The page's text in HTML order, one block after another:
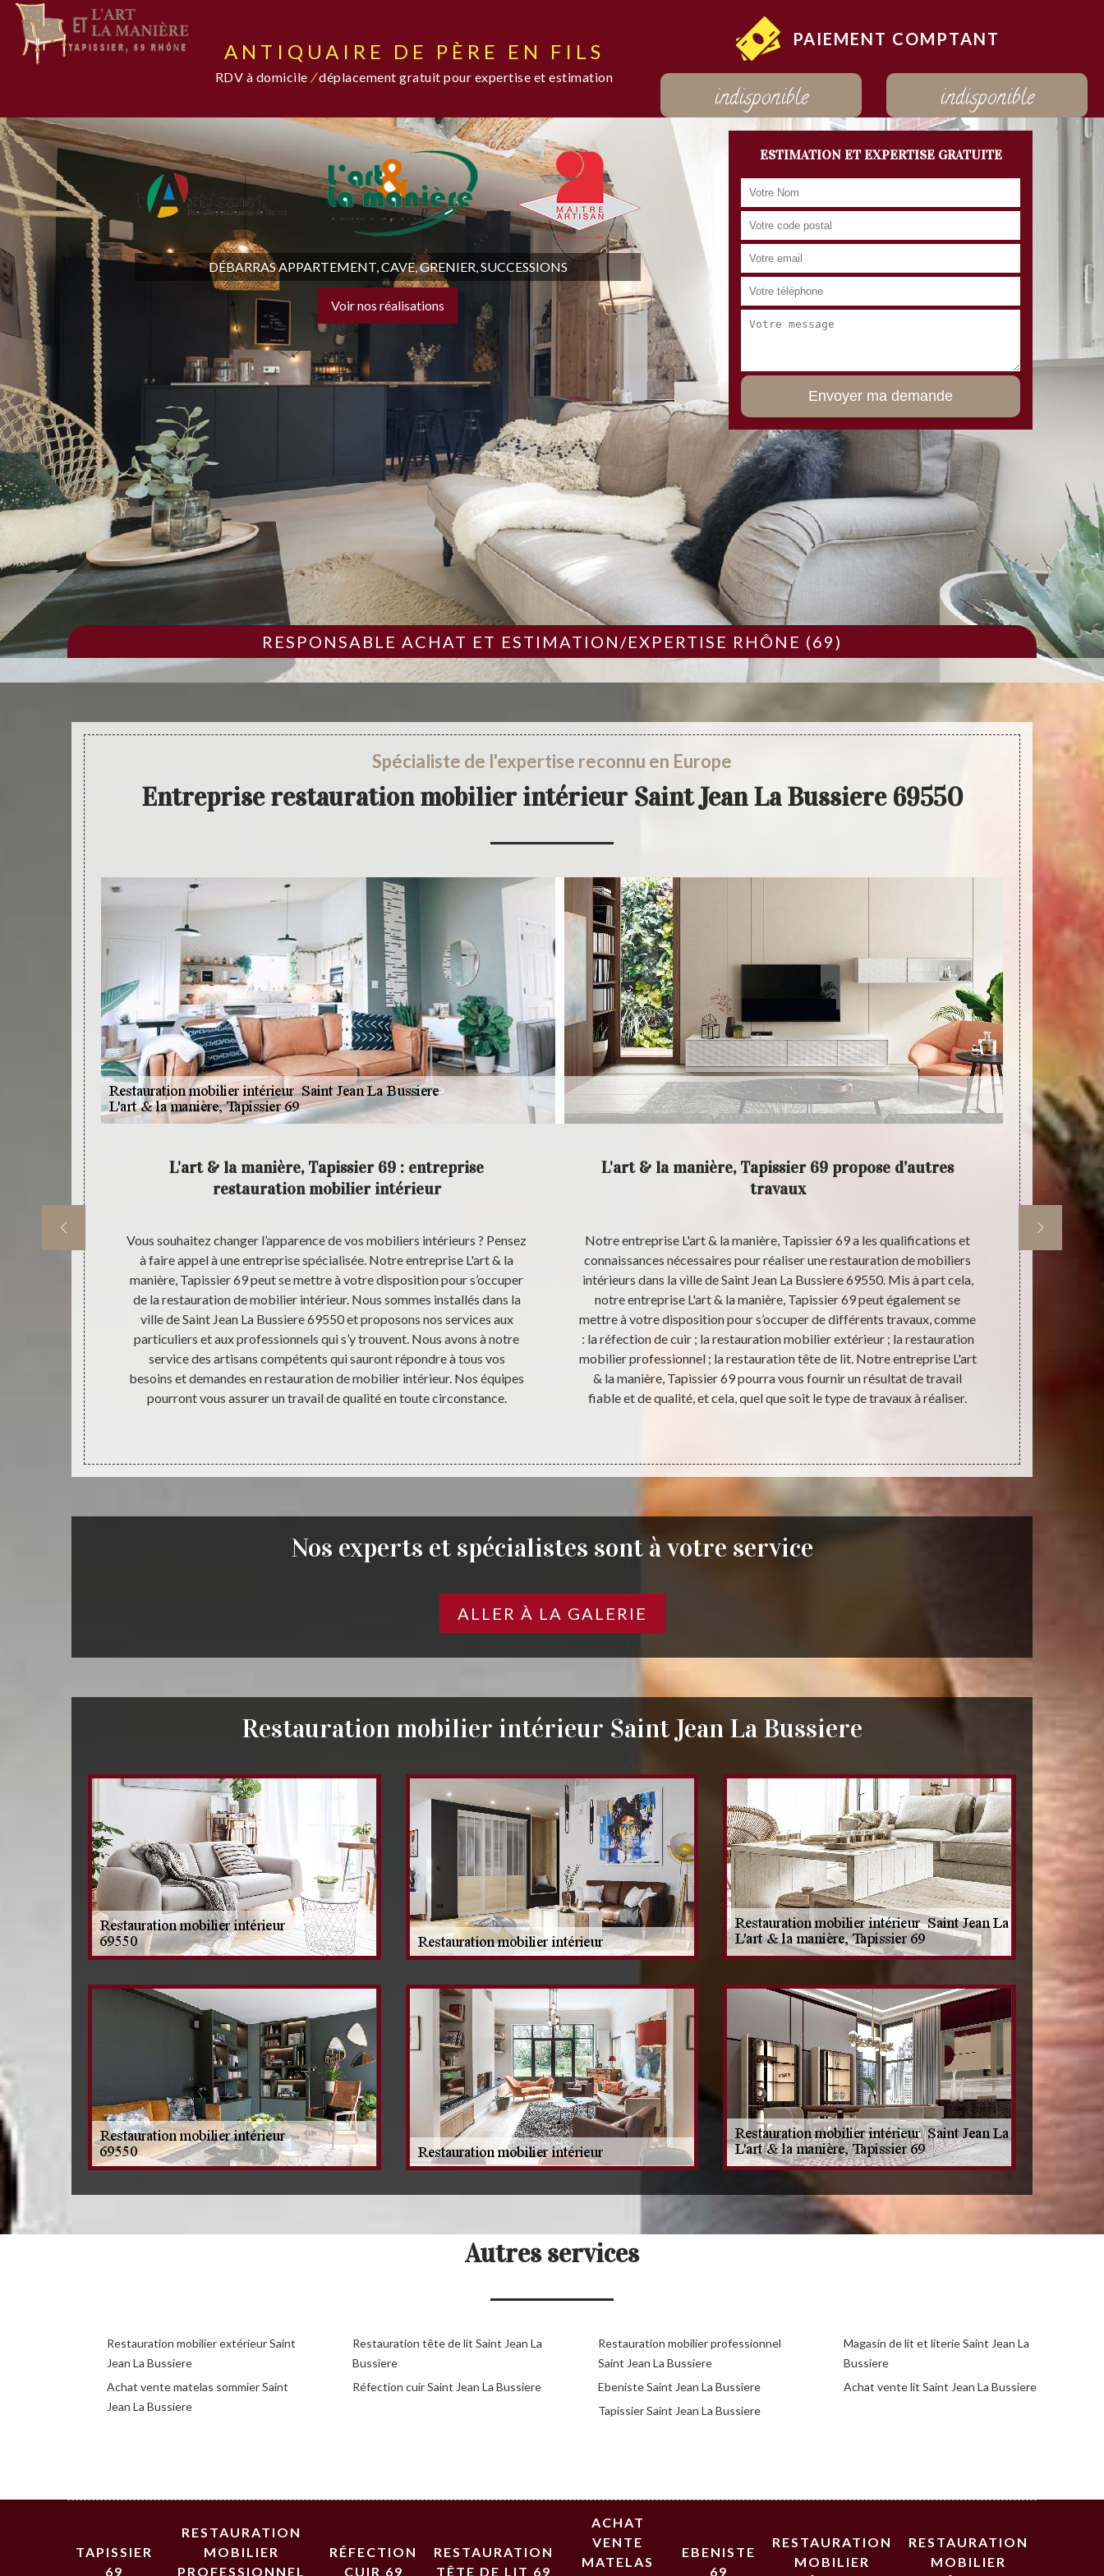
ANTIQUAIRE DE PÈRE EN FILS
RDV à domicile /déplacement gratuit pour expertise et estimation
PAIEMENT COMPTANT
indisponible indisponible
DÉBARRAS APPARTEMENT, CAVE, GRENIER, SUCCESSIONS
Voir nos réalisations
ESTIMATION ET EXPERTISE GRATUITE
RESPONSABLE ACHAT ET ESTIMATION/EXPERTISE RHÔNE (69)
Spécialiste de l'expertise reconnu en Europe
Entreprise restauration mobilier intérieur Saint Jean La Bussiere 69550
L'art & la manière, Tapissier 69 : entreprise
restauration mobilier intérieur
Vous souhaitez changer l’apparence de vos mobiliers intérieurs ? Pensez
à faire appel à une entreprise spécialisée. Notre entreprise L'art & la
manière, Tapissier 69 peut se mettre à votre disposition pour s’occuper
de la restauration de mobilier intérieur. Nous sommes installés dans la
ville de Saint Jean La Bussiere 69550 et proposons nos services aux
particuliers et aux professionnels qui s’y trouvent. Nous avons à notre
service des artisans compétents qui sauront répondre à tous vos
besoins et demandes en restauration de mobilier intérieur. Nos équipes
pourront vous assurer un travail de qualité en toute circonstance.
L'art & la manière, Tapissier 69 propose d’autres
travaux
Notre entreprise L'art & la manière, Tapissier 69 a les qualifications et
connaissances nécessaires pour réaliser une restauration de mobiliers
intérieurs dans la ville de Saint Jean La Bussiere 69550. Mis à part cela,
notre entreprise L'art & la manière, Tapissier 69 peut également se
mettre à votre disposition pour s’occuper de différents travaux, comme
: la réfection de cuir ; la restauration mobilier extérieur ; la restauration
mobilier professionnel ; la restauration tête de lit. Notre entreprise L'art
& la manière, Tapissier 69 pourra vous fournir un résultat de travail
fiable et de qualité, et cela, quel que soit le type de travaux à réaliser.
Nos experts et spécialistes sont à votre service
ALLER À LA GALERIE
Restauration mobilier intérieur Saint Jean La Bussiere
Autres services
Restauration mobilier extérieur Saint
Jean La Bussiere
Achat vente matelas sommier Saint
Jean La Bussiere
Restauration tête de lit Saint Jean La
Bussiere
Réfection cuir Saint Jean La Bussiere
Restauration mobilier professionnel
Saint Jean La Bussiere
Ebeniste Saint Jean La Bussiere
Tapissier Saint Jean La Bussiere
Magasin de lit et literie Saint Jean La
Bussiere
Achat vente lit Saint Jean La Bussiere
TAPISSIER
69
RESTAURATION
MOBILIER
PROFESSIONNEL
RÉFECTION
CUIR 69
RESTAURATION
TÊTE DE LIT 69
ACHAT
VENTE
MATELAS
EBENISTE
69
RESTAURATION
MOBILIER
RESTAURATION
MOBILIER